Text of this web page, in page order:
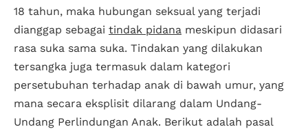
18 tahun, maka hubungan seksual yang terjadi
dianggap sebagai tindak pidana meskipun didasari
rasa suka sama suka. Tindakan yang dilakukan
tersangka juga termasuk dalam kategori
persetubuhan terhadap anak di bawah umur, yang
mana secara eksplisit dilarang dalam Undang-
Undang Perlindungan Anak. Berikut adalah pasal